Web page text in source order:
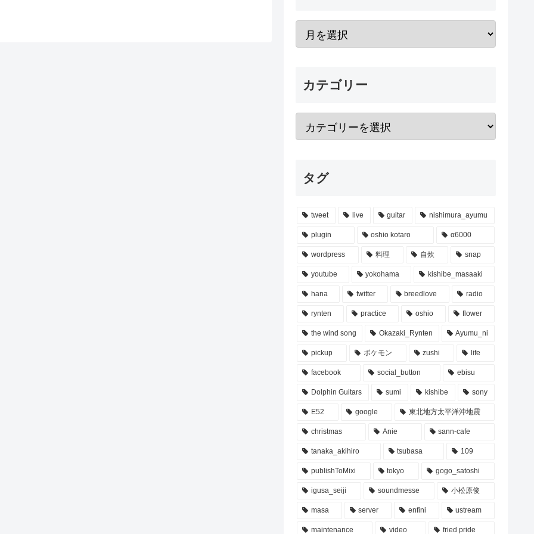
カテゴリー
タグ
tweet live guitar nishimura_ayumu
plugin oshio kotaro α6000
wordpress 料理 自炊 snap
youtube yokohama kishibe_masaaki
hana twitter breedlove radio
rynten practice oshio flower
the wind song Okazaki_Rynten Ayumu_ni
pickup ポケモン zushi life
facebook social_button ebisu
Dolphin Guitars sumi kishibe sony
E52 google 東北地方太平洋沖地震
christmas Anie sann-cafe
tanaka_akihiro tsubasa 109
publishToMixi tokyo gogo_satoshi
igusa_seiji soundmesse 小松原俊
masa server enfini ustream
maintenance video fried pride